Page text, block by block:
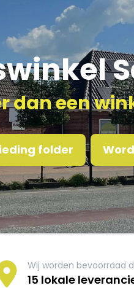
dan een
folder
Wij worden bevoorraad
15 lokale